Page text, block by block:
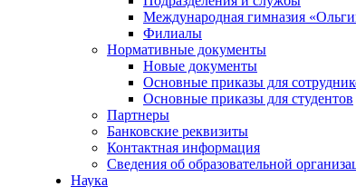
Международная гимназия
Филиалы
Нормативные документы
Новые документы
Основные приказы для
Основные приказы для студентов
Партнеры
Банковские реквизиты
Контактная информация
Сведения об образовательной
Наука